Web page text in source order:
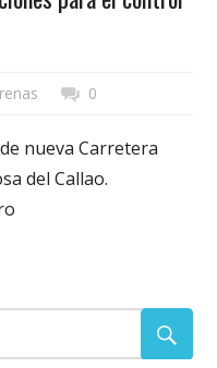
0
nueva Carretera
del Callao.